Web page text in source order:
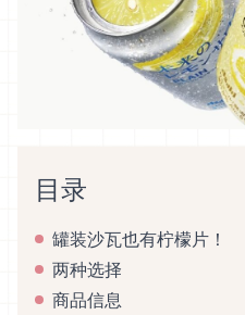
目录
罐装沙瓦也有柠檬片！
两种选择
商品信息